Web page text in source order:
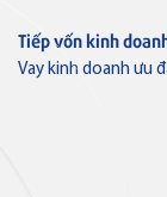
Tiếp vốn kinh
Vay kinh doanh ưu